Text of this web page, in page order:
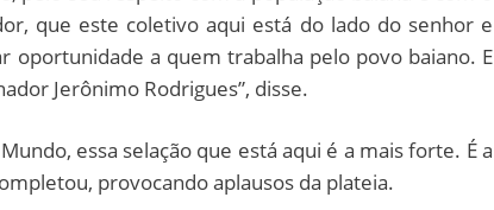
que este coletivo aqui está do lado do senhor e
oportunidade a quem trabalha pelo povo baiano. E
Jerônimo Rodrigues”, disse.
essa selação que está aqui é a mais forte. É a
provocando aplausos da plateia.